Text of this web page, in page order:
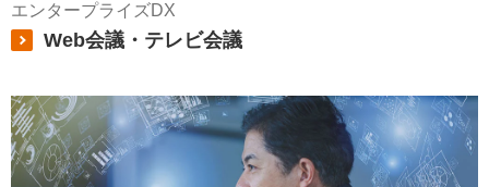
エンタープライズDX
Web会議・テレビ会議